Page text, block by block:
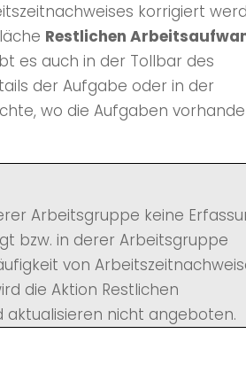
korrigiert
Restlichen
es auch in der Tollbar des
der Aufgabe oder in der
wo die Aufgaben
Arbeitsgruppe keine
bzw. in derer Arbeitsgruppe
von
die Aktion Restlichen
aktualisieren nicht angeboten.